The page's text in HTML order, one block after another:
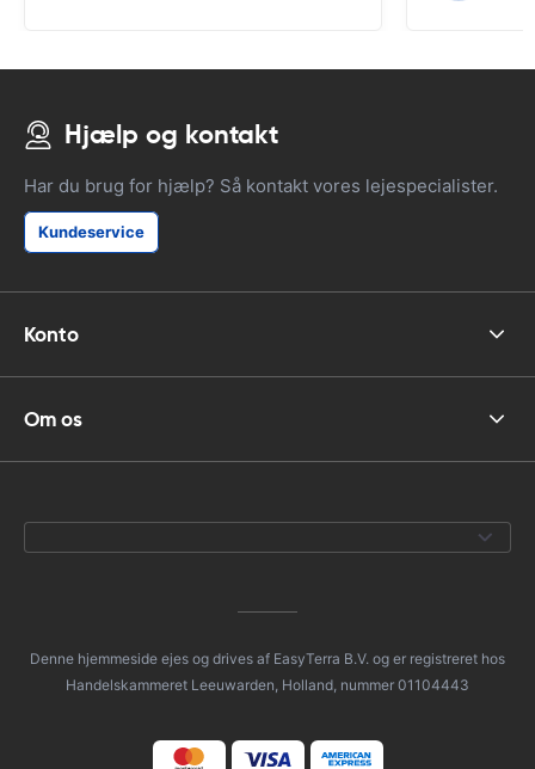
Hjælp og kontakt
Har du brug for hjælp? Så kontakt vores lejespecialister.
Kundeservice
Konto
Om os
Denne hjemmeside ejes og drives af EasyTerra B.V. og er registreret hos
Handelskammeret Leeuwarden, Holland, nummer 01104443